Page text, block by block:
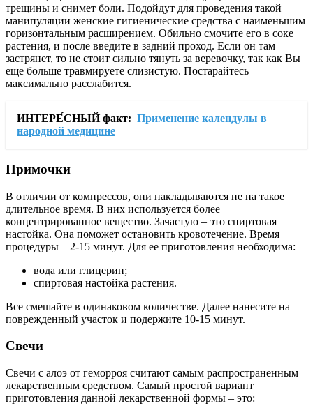
трещины и снимет боли. Подойдут для проведения такой
манипуляции женские гигиенические средства с наименьшим
горизонтальным расширением. Обильно смочите его в соке
растения, и после введите в задний проход. Если он там
застрянет, то не стоит сильно тянуть за веревочку, так как Вы
еще больше травмируете слизистую. Постарайтесь
максимально расслабится.
ИНТЕРЕ́СНЫЙ факт: Применение календулы в
народной медицине
Примочки
В отличии от компрессов, они накладываются не на такое
длительное время. В них используется более
концентрированное вещество. Зачастую – это спиртовая
настойка. Она поможет остановить кровотечение. Время
процедуры – 2-15 минут. Для ее приготовления необходима:
вода или глицерин;
спиртовая настойка растения.
Все смешайте в одинаковом количестве. Далее нанесите на
поврежденный участок и подержите 10-15 минут.
Свечи
Свечи с алоэ от геморроя считают самым распространенным
лекарственным средством. Самый простой вариант
приготовления данной лекарственной формы – это: